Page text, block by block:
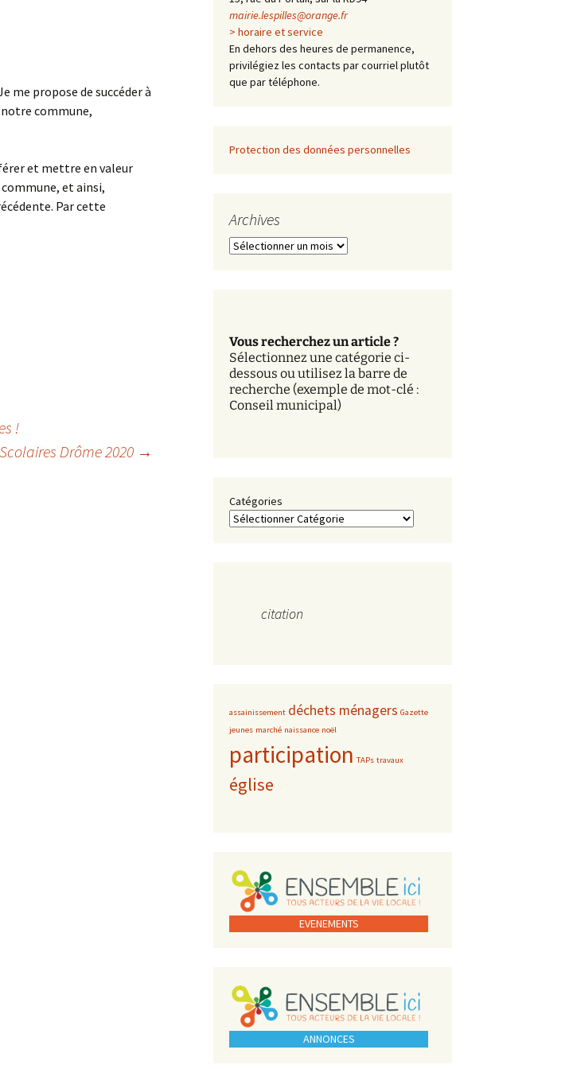
me propose de succéder à
commune,
et mettre en valeur
et ainsi,
Par cette
!
Drôme 2020 →
mairie.lespilles@orange.fr
> horaire et service
En dehors des heures de permanence,
privilégiez les contacts par courriel plutôt
que par téléphone.
Protection des données personnelles
Archives
A
e
s
Vous recherchez un article ?
Sélectionnez une catégorie ci-
dessous ou utilisez la barre de
recherche (exemple de mot-clé :
Conseil municipal)
Catégories
citation
assainissement déchets ménagers Gazette
jeunes marché naissance noël
participation TAPs travaux
église
EVENEMENTS
ANNONCES